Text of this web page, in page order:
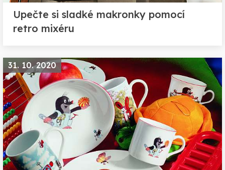
Upečte si sladké makronky pomocí
retro mixéru
31. 10. 2020